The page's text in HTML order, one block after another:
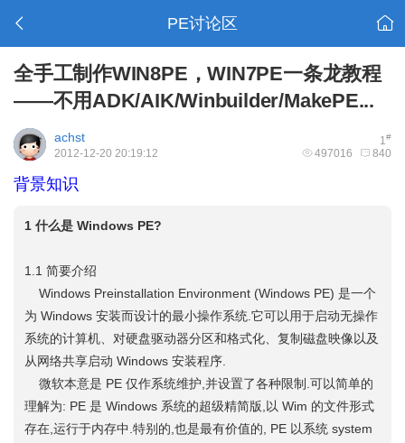
PE讨论区
全手工制作WIN8PE，WIN7PE一条龙教程
——不用ADK/AIK/Winbuilder/MakePE...
1#
achst
497016 840
2012-12-20 20:19:12
背景知识
1 什么是 Windows PE?
1.1 简要介绍
Windows Preinstallation Environment (Windows PE) 是一个
为 Windows 安装而设计的最小操作系统.它可以用于启动无操作
系统的计算机、对硬盘驱动器分区和格式化、复制磁盘映像以及
从网络共享启动 Windows 安装程序.
微软本意是 PE 仅作系统维护,并设置了各种限制.可以简单的
理解为: PE 是 Windows 系统的超级精简版,以 Wim 的文件形式
存在,运行于内存中.特别的,也是最有价值的, PE 以系统 system